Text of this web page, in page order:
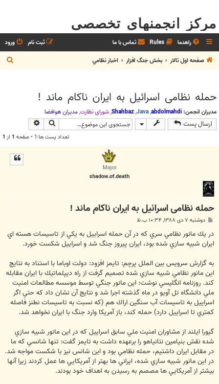
مرکز انجمنهای تخصصی
راهنما Rules تماس با ما ورود
ثبت نام
صفحه اول تالار
بخش جنگ افزار اخبار نظامي
س
حمله نظامی اسرائیل به ایران ناکام ماند !
مدیران انجمن: abdolmahdi
,
Java
,
Shahbaz
,شوراي نظارت,مديران هوافضا
ارسال پست جستجو
تعداد پست ها:1 • صفحه 1 از 1
Major
shadow.of.death
حمله نظامی اسرائیل به ایران ناکام ماند !
ت
دوشنبه ۷ دی ۱۳۸۸, ۱۰:۳۴ ب.ظ
در يك مانور نظامي سري كه در آن حمله اسراييل به يكي از تاسيسات هسته اي
ايران شبيه سازي شده بود، ايران پيروز جنگ شد و اسراييل شكست خورد‏.‏
به گزارش سرویس بین الملل پرچم: تايمز افزود‏:‏ دولت اوباما با استناد به نتايج
اين مانور نظامي شبيه سازي شده تصميم گرفت از راه ديپلماتيك با ايران مقابله
كند‏.‏ روزنامه انگليسي نوشت‏:‏ اين مانور جنگي توسط موسسه مطالعات امنيت
ملي دانشگاه تل آويو در ماه گذشته اجرا شد و نتايج آن نشان داد كه حتي اگر
اسراييل به تاسيسات آب سنگين اراك هم (كه نسبت به تاسيسات نطنز فاصله
كمتري تا اسراييل دارد) حمله كند، باز آمريكا وارد جنگ با ايران نخواهد شد‏.‏
گيورا ايلند از مشاوران امنيت ملي سابق اسراييل كه در اين مانور شبيه سازي
شده نقش بنيامين نتانياهو را برعهده داشت به تايمز گفت‏:‏ تنها شانسي كه ما
در مقابل ايران داشتيم، حمله نظامي بود و اين شانس نيز با شكست مواجه شد‏.‏
در اين مانور شبيه سازي شده، ايراني ها بهتر از آمريكايي ها عمل كردند زيرا آنها
بيشتر از آمريكايي ها مصصم به رسيدن به اهداف خود بودند‏.‏